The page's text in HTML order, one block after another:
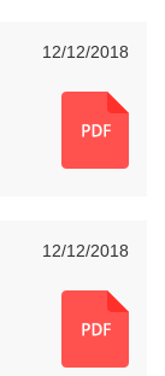
12/12/2018
12/12/2018